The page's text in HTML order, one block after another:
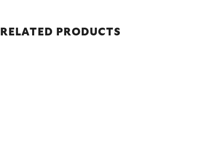
RELATED PRODUCTS